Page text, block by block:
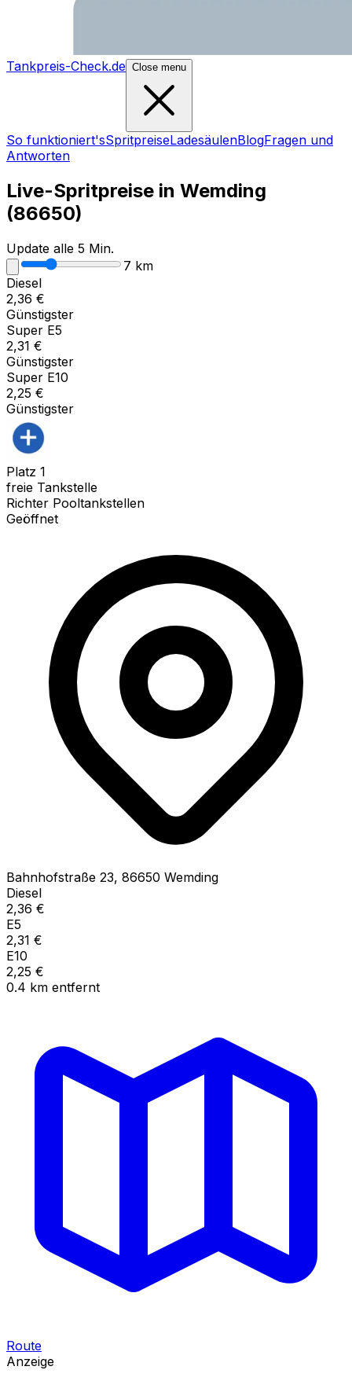
Tankpreis-Check.de Close menu
So funktioniert'sSpritpreiseLadesäulenBlogFragen und
Antworten
Live-Spritpreise in Wemding
(86650)
Update alle 5 Min.
7 km
Diesel
2,36 €
Günstigster
Super E5
2,31 €
Günstigster
Super E10
2,25 €
Günstigster
Platz 1
freie Tankstelle
Richter Pooltankstellen
Geöffnet
Bahnhofstraße 23, 86650 Wemding
Diesel
2,36 €
E5
2,31 €
E10
2,25 €
0.4 km entfernt
Route
Anzeige